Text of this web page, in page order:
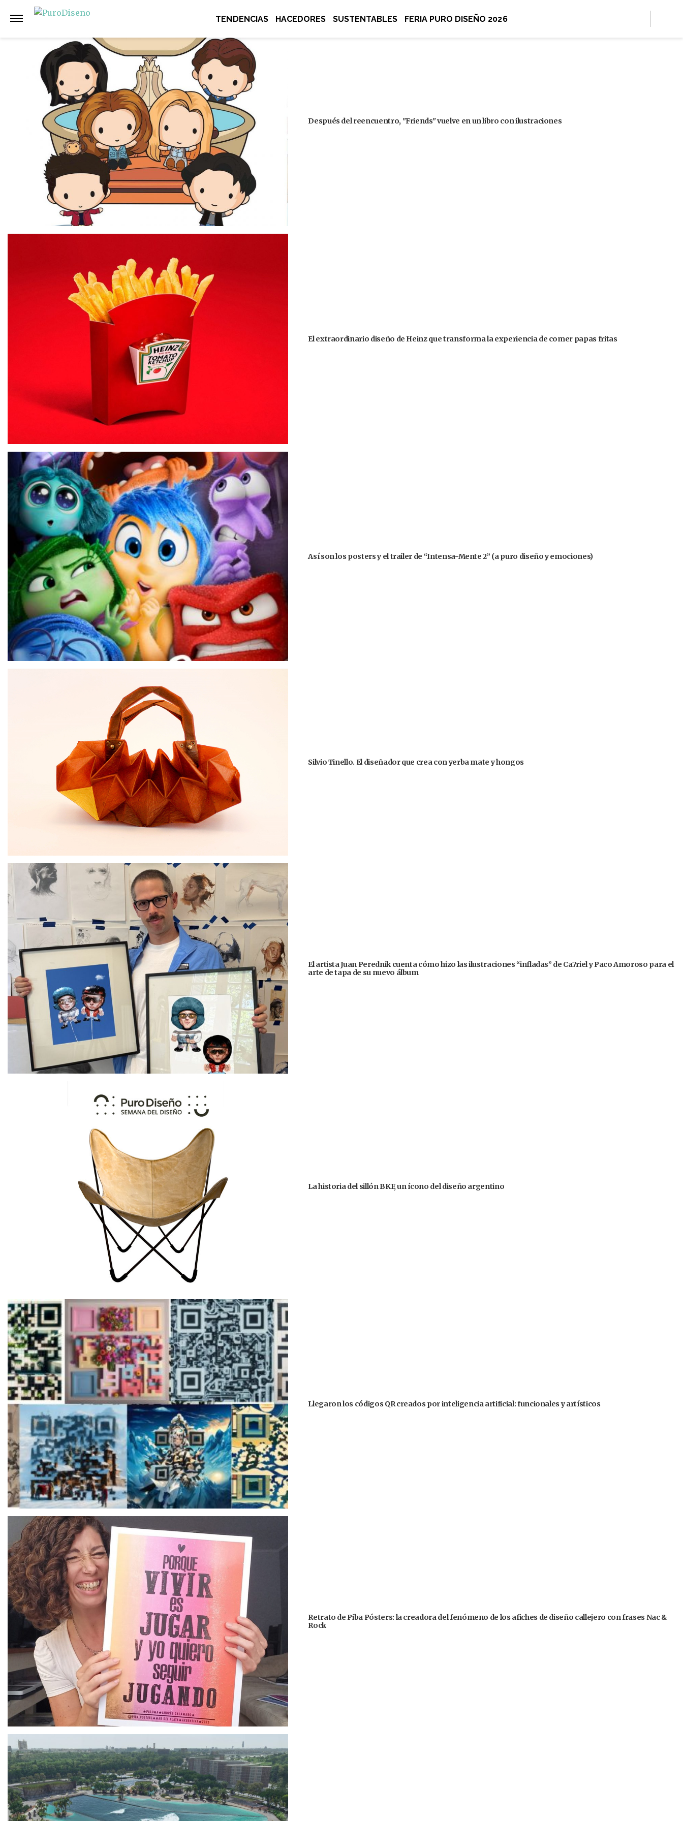
TENDENCIAS HACEDORES SUSTENTABLES FERIA PURO DISEÑO 2026
Anterior
Después del reencuentro, "Friends" vuelve en un libro con ilustraciones
El extraordinario diseño de Heinz que transforma la experiencia de comer papas fritas
Así son los posters y el trailer de “Intensa-Mente 2” (a puro diseño y emociones)
Silvio Tinello. El diseñador que crea con yerba mate y hongos
El artista Juan Perednik cuenta cómo hizo las ilustraciones “infladas” de Ca7riel y Paco Amoroso para el
arte de tapa de su nuevo álbum
La historia del sillón BKF, un ícono del diseño argentino
Llegaron los códigos QR creados por inteligencia artificial: funcionales y artísticos
Retrato de Piba Pósters: la creadora del fenómeno de los afiches de diseño callejero con frases Nac &
Rock
Siguiente